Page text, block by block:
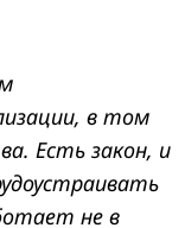
в том
Есть закон, и
не в